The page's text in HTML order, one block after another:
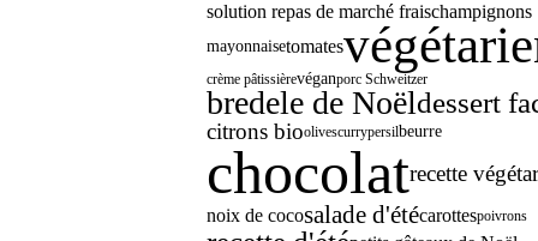
solution repas de marché fraischampignons
mayonnaisetomates
crème pâtissièrevéganporc Schweitzer
bredele de Noëldessert
citrons bioolivescurrypersilbeurre
chocolatrecette
noix de cocosalade d'étécarottespoivrons